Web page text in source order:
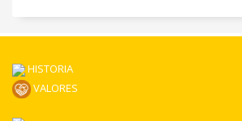
HISTORIA
VALORES